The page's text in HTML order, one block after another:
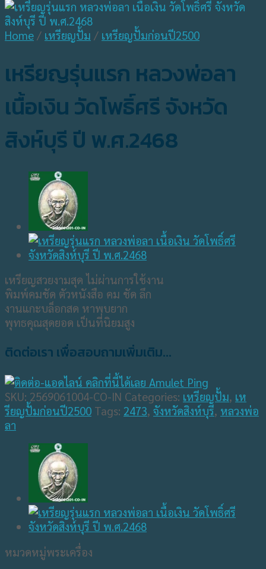
Home / เหรียญปั้ม / เหรียญปั้มก่อนปี2500
เหรียญรุ่นแรก หลวงพ่อลา
เนื้อเงิน วัดโพธิ์ศรี จังหวัด
สิงห์บุรี ปี พ.ศ.2468
เหรียญสวยงามสุด ไม่ผ่านการใช้งาน
พิมพ์คมชัด ตัวหนังสือ คม ชัด ลึก
งานแกะบล็อกสด หาพบยาก
พุทธคุณสุดยอด เป็นที่นิยมสูง
ติดต่อเรา เพื่อสอบถามเพิ่มเติม...
SKU: 2569061004-CO-IN Categories: เหรียญปั้ม, เห
รียญปั้มก่อนปี2500 Tags: 2473, จังหวัดสิงห์บุรี, หลวงพ่อ
ลา
หมวดหมู่พระเครื่อง